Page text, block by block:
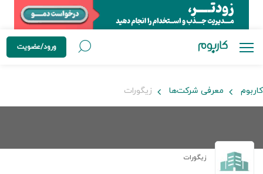
ورود/عضویت
کاربوم معرفی شرکت‌ها زیگورات
زیگورات